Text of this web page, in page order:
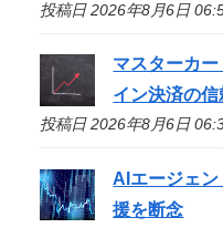
投稿日 2026年8月6日
マスターカ
イン決済の
投稿日 2026年8月6日
AIエージェ
援を断念